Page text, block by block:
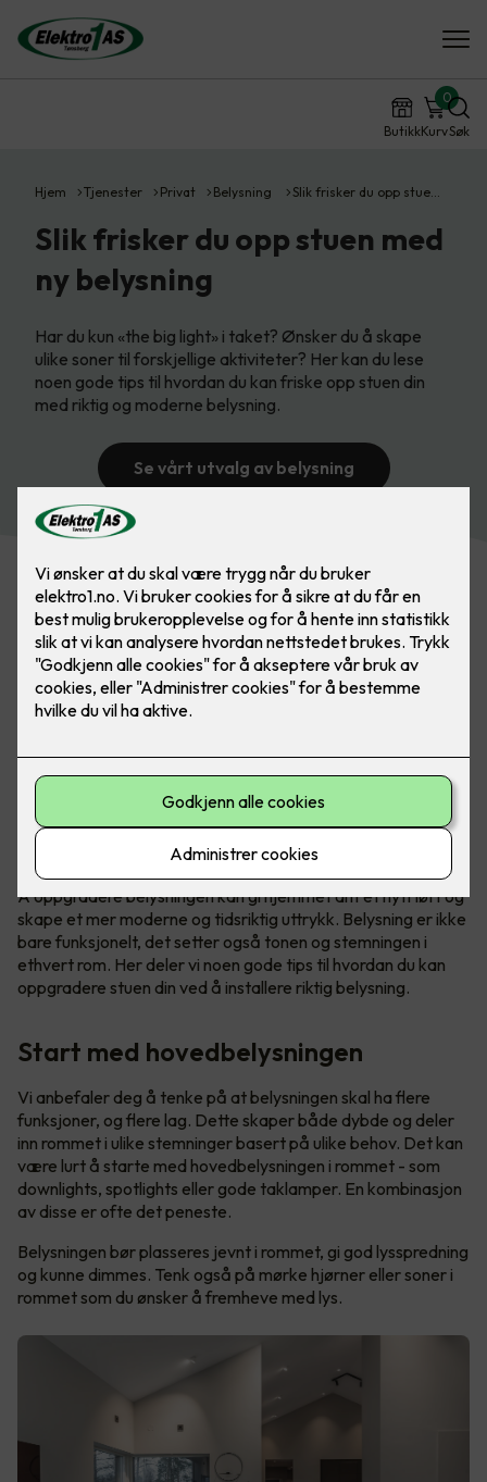
ButikkKurv
0
Søk
Hjem Tjenester Privat Belysning Slik frisker du opp stue…
Slik frisker du opp stuen med
ny belysning
Har du kun «the big light» i taket? Ønsker du å skape
ulike soner til forskjellige aktiviteter? Her kan du lese
noen gode tips til hvordan du kan friske opp stuen din
med riktig og moderne belysning.
Se vårt utvalg av belysning
Belysning gjør mye for et rom, det skaper soner og
atmosfære. Med belysning er det kun fantasien som
stopper deg. Bilde: SG
Å oppgradere belysningen kan gi hjemmet ditt et nytt løft og
skape et mer moderne og tidsriktig uttrykk. Belysning er ikke
bare funksjonelt, det setter også tonen og stemningen i
ethvert rom. Her deler vi noen gode tips til hvordan du kan
oppgradere stuen din ved å installere riktig belysning.
Start med hovedbelysningen
Vi anbefaler deg å tenke på at belysningen skal ha flere
funksjoner, og flere lag. Dette skaper både dybde og deler
inn rommet i ulike stemninger basert på ulike behov. Det kan
være lurt å starte med hovedbelysningen i rommet - som
downlights, spotlights eller gode taklamper. En kombinasjon
av disse er ofte det peneste.
Belysningen bør plasseres jevnt i rommet, gi god lysspredning
og kunne dimmes. Tenk også på mørke hjørner eller soner i
rommet som du ønsker å fremheve med lys.